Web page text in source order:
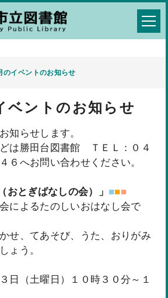
のイベントのお知らせ
ベントのお知らせ
知らせします。
は勝田台図書館 ＴＥＬ：０４
６へお問い合わせください。
おとぎばなしの会）」 ■■■
によるたのしいおはなし会で
せ、てあそび、うた、おりがみ
ょう。
（土曜日）１０時３０分～１